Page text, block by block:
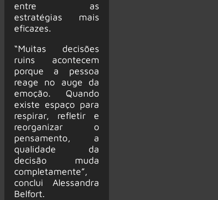
entre as
estratégias mais
eficazes.
“Muitas decisões
ruins acontecem
porque a pessoa
reage no auge da
emoção. Quando
existe espaço para
respirar, refletir e
reorganizar o
pensamento, a
qualidade da
decisão muda
completamente”,
conclui Alessandra
Belfort.